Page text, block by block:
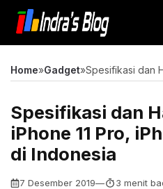
Langsung
isi
Home»Gadget»
Spesifikasi dan
iPhone 11 Pro,
di Indonesia
7 Desember 2019— 3 menit